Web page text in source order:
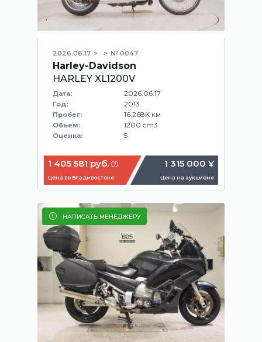
2026.06.17 № 0047
Harley-Davidson
HARLEY XL1200V
Дата: 2026.06.17
Год: 2013
Пробег: 16,268K км
Объем: 1200 cm3
Оценка: 5
1 405 581 руб.
Цена во Владивостоке
1 315 000 ¥
Цена на аукционе
НАПИСАТЬ МЕНЕДЖЕРУ